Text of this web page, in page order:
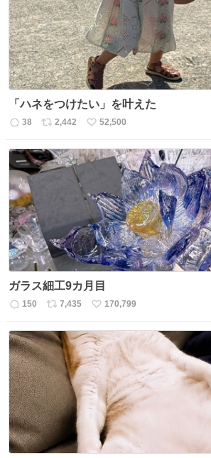
数
「ハネをつけたい」を叶えた
返
数
38
リ
ス
ト
2,442
い
ね
52,500
ガラス細工9カ月目
返
数
150
リ
ス
ト
数
7,435
い
ね
数
170,799